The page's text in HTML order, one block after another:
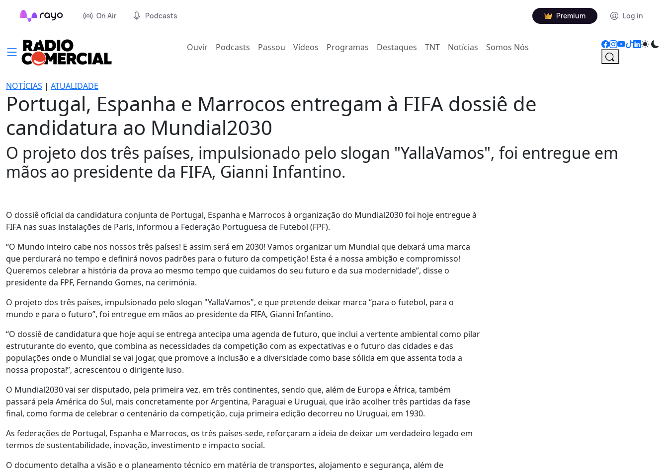
On Air Podcasts Premium Log in
Ouvir(current)
Podcasts Passou Vídeos Programas Destaques TNT Notícias Somos Nós
NOTÍCIAS | ATUALIDADE
Portugal, Espanha e Marrocos entregam à FIFA dossiê de
candidatura ao Mundial2030
O projeto dos três países, impulsionado pelo slogan "YallaVamos", foi entregue em
mãos ao presidente da FIFA, Gianni Infantino.
O dossiê oficial da candidatura conjunta de Portugal, Espanha e Marrocos à organização do Mundial2030 foi hoje entregue à
FIFA nas suas instalações de Paris, informou a Federação Portuguesa de Futebol (FPF).
“O Mundo inteiro cabe nos nossos três países! E assim será em 2030! Vamos organizar um Mundial que deixará uma marca
que perdurará no tempo e definirá novos padrões para o futuro da competição! Esta é a nossa ambição e compromisso!
Queremos celebrar a história da prova ao mesmo tempo que cuidamos do seu futuro e da sua modernidade”, disse o
presidente da FPF, Fernando Gomes, na cerimónia.
O projeto dos três países, impulsionado pelo slogan "YallaVamos", e que pretende deixar marca “para o futebol, para o
mundo e para o futuro”, foi entregue em mãos ao presidente da FIFA, Gianni Infantino.
“O dossiê de candidatura que hoje aqui se entrega antecipa uma agenda de futuro, que inclui a vertente ambiental como pilar
estruturante do evento, que combina as necessidades da competição com as expectativas e o futuro das cidades e das
populações onde o Mundial se vai jogar, que promove a inclusão e a diversidade como base sólida em que assenta toda a
nossa proposta!”, acrescentou o dirigente luso.
O Mundial2030 vai ser disputado, pela primeira vez, em três continentes, sendo que, além de Europa e África, também
passará pela América do Sul, mais concretamente por Argentina, Paraguai e Uruguai, que irão acolher três partidas da fase
final, como forma de celebrar o centenário da competição, cuja primeira edição decorreu no Uruguai, em 1930.
As federações de Portugal, Espanha e Marrocos, os três países-sede, reforçaram a ideia de deixar um verdadeiro legado em
termos de sustentabilidade, inovação, investimento e impacto social.
O documento detalha a visão e o planeamento técnico em matéria de transportes, alojamento e segurança, além de